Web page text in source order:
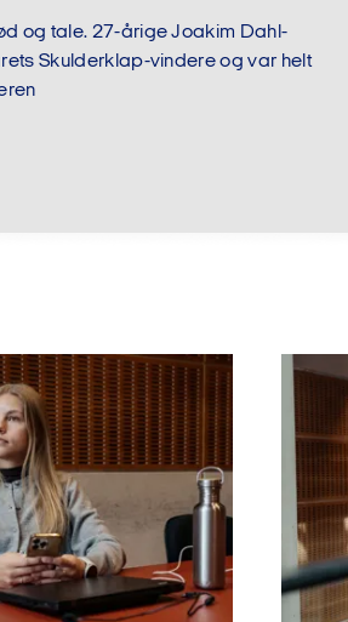
og tale. 27-årige Joakim Dahl-
Skulderklap-vindere og var helt